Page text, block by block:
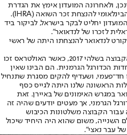
ולאחרונה המועדון אימץ את הגדרת
האנטישמיות של כוח המשימה הבינלאומי להנצחת זכר השואה (IHRA).
יחליט לבקר בישראל, לביקור ביד
לזכרו של לנדאואר".
לנדאואר להנצחתו היתה של ראשי
"לא. הקרן נוסדה על ידי אוהדי הקבוצה בשלהי 2017, כאשר האולטראס זכו
יורו מהתאחדות הכדורגל הגרמנית. הם הבינו שאין
ושעדיף להקים מסגרת שתנחיל
הראשונה שלנו היתה לגייס כסף
במגרש האימונים של באיירן. זאת
הגרמני, אך מעטים יודעים שהיה זה
הקבוצה משלטונות הכיבוש
השנייה, משום שהוא היה היחיד שיכול
עבר נאצי".